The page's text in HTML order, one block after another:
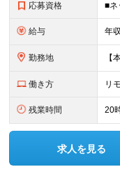
応募資格 ■ネ
給与
勤務地
働き方 リ
残業時間 20
求人を見る